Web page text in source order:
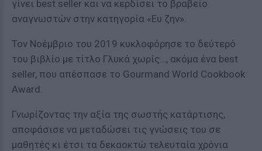
γίνει best seller και να κερδίσει το βραβείο
αναγνωστών στην κατηγορία «Ευ ζην».
Τον Νοέμβριο του 2019 κυκλοφόρησε το δεύτερό
του βιβλίο με τίτλο Γλυκά χωρίς…, ακόμα ένα best
seller, που απέσπασε το Gourmand World Cookbook
Award.
Γνωρίζοντας την αξία της σωστής κατάρτισης,
αποφάσισε να µεταδώσει τις γνώσεις του σε
µαθητές κι έτσι τα δεκαοκτώ τελευταία χρόνια